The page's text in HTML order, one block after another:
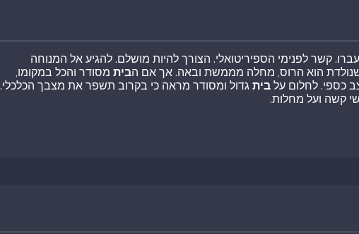
קשר לפנימי הספיריטואלי. הצורך להיות מושלם. להגיע אל המנוחה
שנולדת הוא הרוס, מחלה מממשת ובאה. אך אם הביתמסודר והכל במקומו,
כספי. לחלום על ביתגדול ומסודר מראה כי בקרוב תשפר את מצבך הכלכלי.
קשה ועל מחלות.